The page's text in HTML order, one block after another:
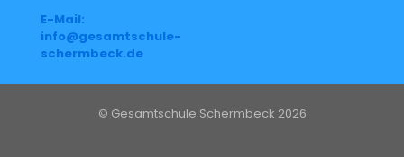
E-Mail:
info@gesamtschule-
schermbeck.de
© Gesamtschule Schermbeck 2026